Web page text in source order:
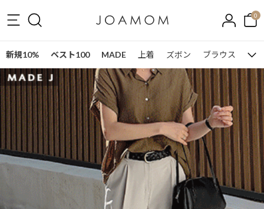
0
新規10% ベスト100 MADE 上着 ズボン ブラウス ワ